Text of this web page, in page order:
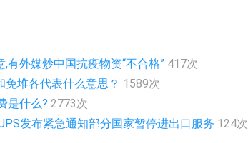
外媒炒中国抗疫物资“不合格” 417次
堆各代表什么意思？ 1589次
是什么? 2773次
发布紧急通知部分国家暂停进出口服务 124次